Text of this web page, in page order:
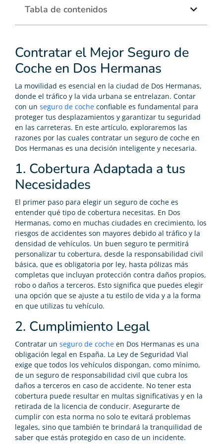
Contratar el Mejor Seguro de
Coche en Dos Hermanas
La movilidad es esencial en la ciudad de Dos Hermanas,
donde el tráfico y la vida urbana se entrelazan. Contar
con un seguro de coche confiable es fundamental para
proteger tus desplazamientos y garantizar tu seguridad
en las carreteras. En este artículo, exploraremos las
razones por las cuales contratar un seguro de coche en
Dos Hermanas es una decisión inteligente y necesaria.
1. Cobertura Adaptada a tus
Necesidades
El primer paso para elegir un seguro de coche es
entender qué tipo de cobertura necesitas. En Dos
Hermanas, como en muchas ciudades en crecimiento, los
riesgos de accidentes son mayores debido al tráfico y la
densidad de vehículos. Un buen seguro te permitirá
personalizar tu cobertura, desde la responsabilidad civil
básica, que es obligatoria por ley, hasta pólizas más
completas que incluyan protección contra daños propios,
robo o daños a terceros. Esto significa que puedes elegir
una opción que se ajuste a tu estilo de vida y a la forma
en que utilizas tu vehículo.
2. Cumplimiento Legal
Contratar un seguro de coche en Dos Hermanas es una
obligación legal en España. La Ley de Seguridad Vial
exige que todos los vehículos dispongan, como mínimo,
de un seguro de responsabilidad civil que cubra los
daños a terceros en caso de accidente. No tener esta
cobertura puede resultar en multas significativas y en la
retirada de la licencia de conducir. Asegurarte de
cumplir con esta norma no solo te evitará problemas
legales, sino que también te brindará la tranquilidad de
saber que estás protegido en caso de un incidente.
Tabla de contenidos